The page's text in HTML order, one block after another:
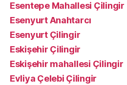
Esentepe Mahallesi Çilingir
Esenyurt Anahtarcı
Esenyurt Çilingir
Eskişehir Çilingir
Eskişehir mahallesi Çilingir
Evliya Çelebi Çilingir